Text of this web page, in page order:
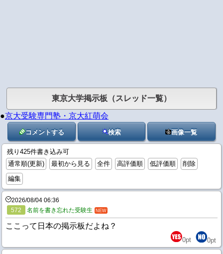
東京大学掲示板（スレッド一覧）
●京大受験専門塾・京大紅萌会
コメントする 検索 画像一覧
残り425件書き込み可
通常順(更新)
最初から見る 全件 高評価順 低評価順
削除
編集
2026/08/04 06:36
572
名前を書き忘れた受験生 NEW
ここって日本の掲示板だよね？
0pt 0pt